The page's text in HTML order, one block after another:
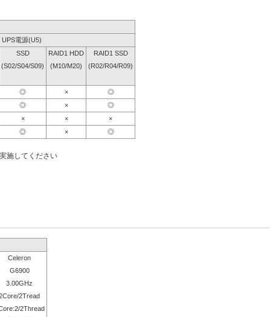
UPS電源(U5)
SSD RAID1 HDD
RAID1 SSD
(S02/S04/S09) (M10/M20)
(R02/R04/R09)
◎ ×
◎
◎ ×
◎
× ×
×
◎ × ◎
施してください
Celeron
G6900
3.00GHz
2Tread
2Thread